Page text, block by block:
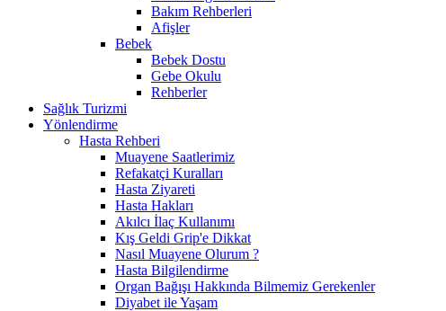
Bakım Rehberleri
Afişler
Bebek
Bebek Dostu
Gebe Okulu
Rehberler
Sağlık Turizmi
Yönlendirme
Hasta Rehberi
Muayene Saatlerimiz
Refakatçi Kuralları
Hasta Ziyareti
Hasta Hakları
Akılcı İlaç Kullanımı
Kış Geldi Grip'e Dikkat
Nasıl Muayene Olurum ?
Hasta Bilgilendirme
Organ Bağışı Hakkında Bilmemiz Gerekenler
Diyabet ile Yaşam